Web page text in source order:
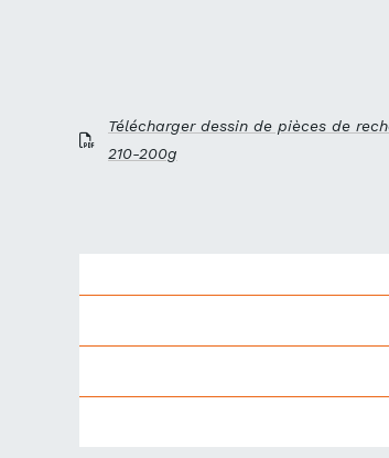
Télécharger dessin de pièces de
210-200g